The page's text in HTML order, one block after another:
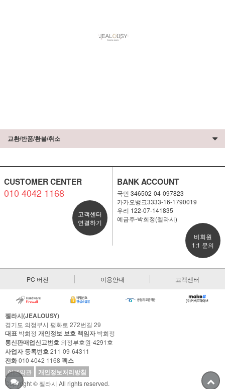
교환/반품/환불/취소
CUSTOMER CENTER
010 4042 1168
고객센터
연결하기
BANK ACCOUNT
국민 346502-04-097823
카카오뱅크3333-16-1790019
우리 122-07-141835
예금주-박희정(젤라시)
비회원
1:1 문의
PC 버전 이용안내 고객센터
젤라시(JEALOUSY)
경기도 의정부시 평화로 272번길 29
대표 박희정 개인정보 보호 책임자박희정
통신판매업신고번호 의정부호원-4291호
사업자 등록번호211-09-64311
전화010 4042 1168 팩스
이용약관 개인정보처리방침
Copyright © 젤라시 All rights reserved.